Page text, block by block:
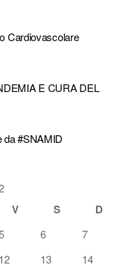
Cardiovascolare
E CURA DEL
da #SNAMID
V S D
6
7
12 13
14